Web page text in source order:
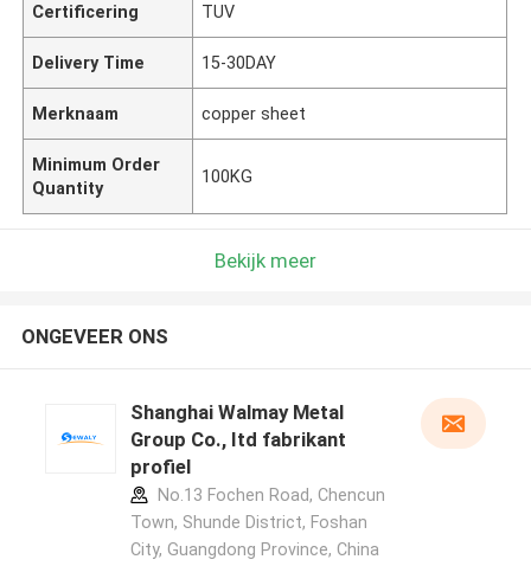
Certificering TUV
Delivery Time 15-30DAY
Merknaam copper sheet
Minimum Order
Quantity
100KG
Bekijk meer
ONGEVEER ONS
Shanghai Walmay Metal
Group Co., Itd fabrikant
profiel
No.13 Fochen Road, Chencun
Town, Shunde District, Foshan
City, Guangdong Province, China